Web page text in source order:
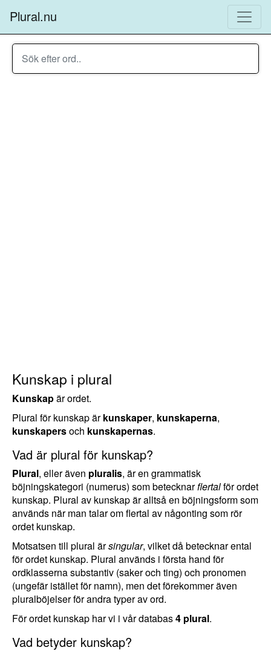
Plural.nu
Kunskap i plural
Kunskapär ordet.
Plural för kunskap ärkunskaper, kunskaperna,
kunskapersoch kunskapernas.
Vad är plural för kunskap?
Plural, eller även pluralis, är en grammatisk
böjningskategori (numerus) som betecknarflertalför ordet
kunskap. Plural av kunskap är alltså en böjningsform som
används när man talar om flertal av någonting som rör
ordet kunskap.
Motsatsen till plural ärsingular, vilket då betecknar ental
för ordet kunskap. Plural används i första hand för
ordklasserna substantiv (saker och ting) och pronomen
(ungefär istället för namn), men det förekommer även
pluralböjelser för andra typer av ord.
För ordet kunskap har vi i vår databas4 plural.
Vad betyder kunskap?